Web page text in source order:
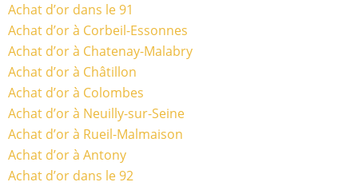
Achat d’or dans le 91
Achat d’or à Corbeil-Essonnes
Achat d’or à Chatenay-Malabry
Achat d’or à Châtillon
Achat d’or à Colombes
Achat d’or à Neuilly-sur-Seine
Achat d’or à Rueil-Malmaison
Achat d’or à Antony
Achat d’or dans le 92